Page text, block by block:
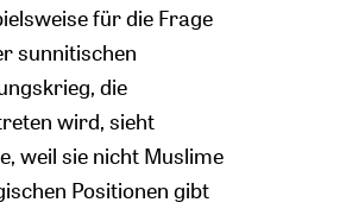
für die Frage
sunnitischen
die
wird, sieht
weil sie nicht Muslime
Positionen gibt